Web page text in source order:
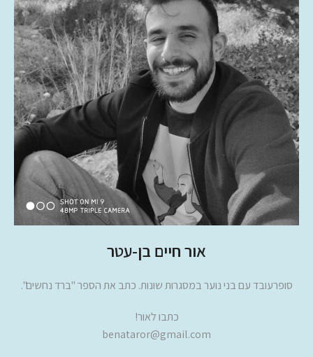
אור חיים בן-עטר
סופרעובד עם בני נוער במסגרות שונות. כתב את הספר "ברד נחשים".
כתבו לאור!
benataror@gmail.com